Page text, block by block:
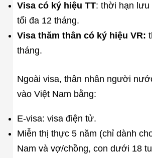
Visa có ký hiệu TT: thời hạn lưu
tối đa 12 tháng.
Visa thăm thân có ký hiệu VR:
tháng.
Ngoài visa, thân nhân người
vào Việt Nam bằng:
E-visa: visa điện tử.
Miễn thị thực 5 năm (chỉ dành
Nam và vợ/chồng, con dưới 18